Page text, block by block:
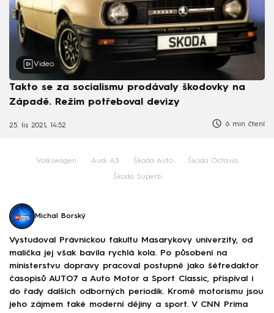
Video
Takto se za socialismu prodávaly škodovky na
Západě. Režim potřeboval devizy
25. lis 2021, 14:52 6 min čtení
Volkswagen Audi A3 Škoda Auto Škoda Octavia
Škoda Superb
Michal Borský
Vystudoval Právnickou fakultu Masarykovy univerzity, od
malička jej však bavila rychlá kola. Po působení na
ministerstvu dopravy pracoval postupně jako šéfredaktor
časopisů AUTO7 a Auto Motor a Sport Classic, přispíval i
do řady dalších odborných periodik. Kromě motorismu jsou
jeho zájmem také moderní dějiny a sport. V CNN Prima